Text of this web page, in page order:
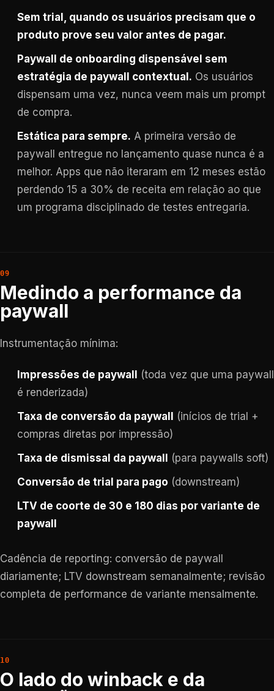
Sem trial, quando os usuários precisam que o
produto prove seu valor antes de pagar.
Paywall de onboarding dispensável sem
estratégia de paywall contextual. Os usuários
dispensam uma vez, nunca veem mais um prompt
de compra.
Estática para sempre. A primeira versão de
paywall entregue no lançamento quase nunca é a
melhor. Apps que não iteraram em 12 meses estão
perdendo 15 a 30% de receita em relação ao que
um programa disciplinado de testes entregaria.
Medindo a performance da
paywall
Instrumentação mínima:
Impressões de paywall
(toda vez que uma paywall
é renderizada)
Taxa de conversão da paywall
(inícios de trial +
compras diretas por impressão)
Taxa de dismissal da paywall
(para paywalls soft)
Conversão de trial para pago (downstream)
LTV de coorte de 30 e 180 dias por variante de
paywall
Cadência de reporting: conversão de paywall
diariamente; LTV downstream semanalmente; revisão
completa de performance de variante mensalmente.
O lado do winback e da